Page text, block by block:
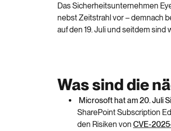
Das Sicherheitsunternehmen
nebst Zeitstrahl vor – demnach
auf den 19. Juli und seitdem
Was sind die
Microsoft hat am 20. Juli
SharePoint Subscription
den Risiken von CVE-